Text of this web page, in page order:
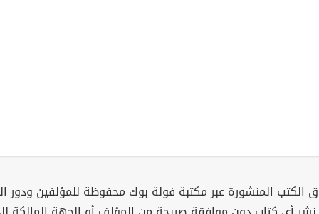
الكتب المنشورة عبر مكتبة فولة بوك محفوظة للمؤلفين ودور